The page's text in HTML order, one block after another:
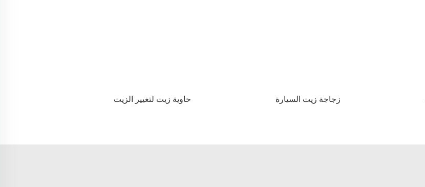
زجاجة زيت السيارة حاوية زيت لتغيير الزيت